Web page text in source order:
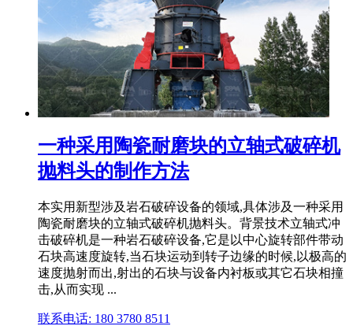
一种采用陶瓷耐磨块的立轴式破碎机
抛料头的制作方法
本实用新型涉及岩石破碎设备的领域,具体涉及一种采用
陶瓷耐磨块的立轴式破碎机抛料头。背景技术立轴式冲
击破碎机是一种岩石破碎设备,它是以中心旋转部件带动
石块高速度旋转,当石块运动到转子边缘的时候,以极高的
速度抛射而出,射出的石块与设备内衬板或其它石块相撞
击,从而实现 ...
联系电话: 180 3780 8511